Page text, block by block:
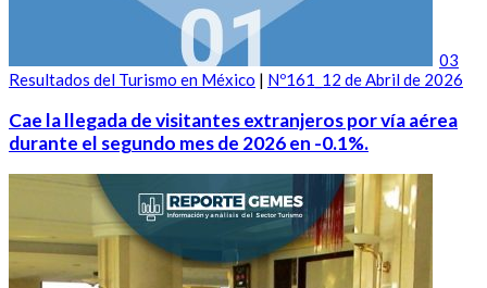
03
Resultados del Turismo en México | Nº161_12 de Abril de 2026
Cae la llegada de visitantes extranjeros por vía aérea
durante el segundo mes de 2026 en -0.1%.